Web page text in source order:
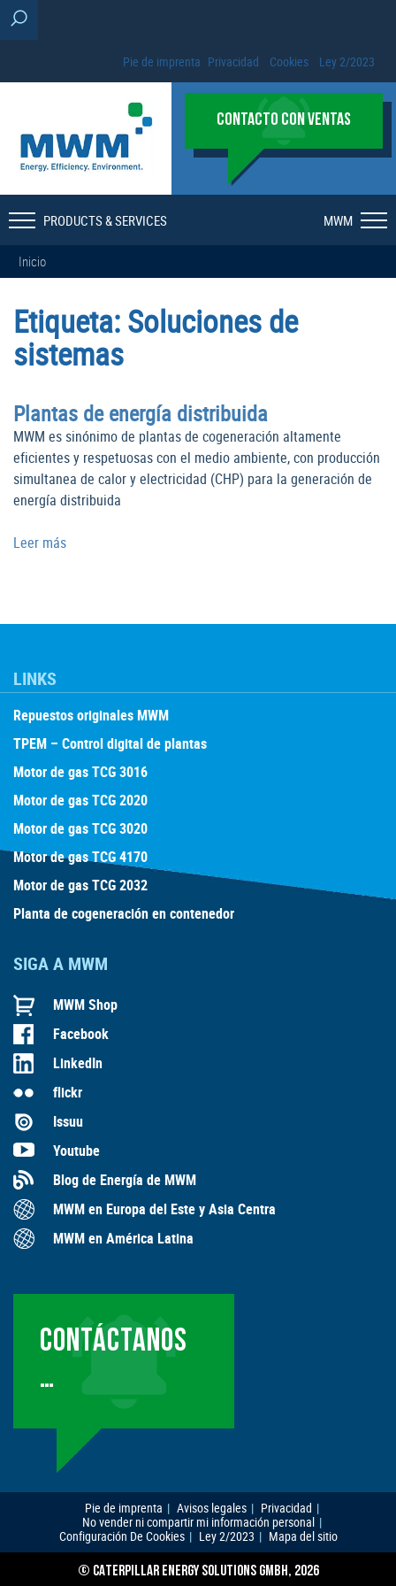
Pie de imprenta Privacidad Cookies Ley 2/2023
CONTACTO CON VENTAS
PRODUCTS & SERVICES MWM
Inicio
Etiqueta:Soluciones de
sistemas
Plantas de energía distribuida
MWM es sinónimo de plantas de cogeneración altamente
eficientes y respetuosas con el medio ambiente, con producción
simultanea de calor y electricidad (CHP) para la generación de
energía distribuida
Leer más
LINKS
Repuestos originales MWM
TPEM – Control digital de plantas
Motor de gas TCG 3016
Motor de gas TCG 2020
Motor de gas TCG 3020
Motor de gas TCG 4170
Motor de gas TCG 2032
Planta de cogeneración en contenedor
SIGA A MWM
MWM Shop
Facebook
LinkedIn
flickr
Issuu
Youtube
Blog de Energía de MWM
MWM en Europa del Este y Asia Centra
MWM en América Latina
CONTÁCTANOS
…
Pie de imprenta Avisos legales
Privacidad
No vender ni compartir mi información personal
Configuración De Cookies
Ley 2/2023 Mapa del sitio
© CATERPILLAR ENERGY SOLUTIONS GMBH, 2026